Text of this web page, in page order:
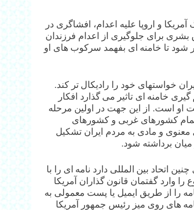
و اروپا علیه اعدام، افشاگری در
برای جلوگیری از اعدام فرزندان
شود تا خامنه ای بفهمد سرکوب های او
خواستهای خود را رادیکال تر کند.
خامنه ای تاثیر می گذارد افکار
او است. از این جهت در اولین مرحله
تمام کشورهای غربی و کشورهای
معنوی و مادی به مردم ایران تشکیل
برداشته شود.
اتحاد بین المللی دارد نامه ای را با
را وارد گفتمان قانون گذاران آمریکا
را از طریق ایمیل یا پست معمولی به
های روی میز رئیس جمهور آمریکا